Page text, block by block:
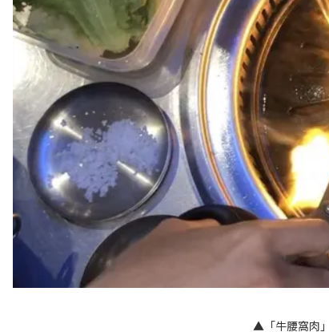
▲「牛腰窩肉